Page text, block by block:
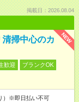
掲載日：2026.08.04
NEW
掃中心のカ
歓迎
ブランクOK
）※即日払い不可